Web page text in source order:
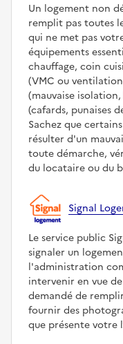
Un logement non
remplit pas toutes
qui ne met pas
équipements
chauffage, coin
(VMC ou
(mauvaise
(cafards, punaises
Sachez que
résulter d'un
toute démarche,
du locataire ou du
Signal
Le service public
signaler un
l'administration
intervenir en vue
demandé de
fournir des
que présente votre